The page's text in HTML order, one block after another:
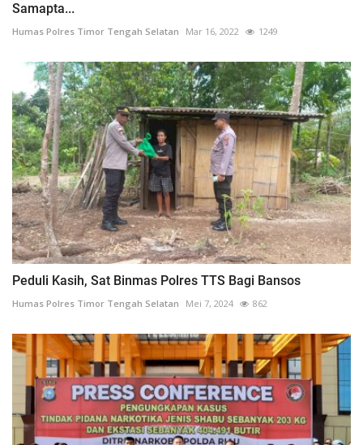
Samapta...
Humas Polres Timor Tengah Selatan Mar 16, 2022 1249
Peduli Kasih, Sat Binmas Polres TTS Bagi Bansos
Humas Polres Timor Tengah Selatan Mei 7, 2024 862